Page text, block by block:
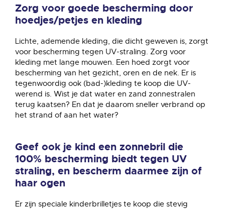
Zorg voor goede bescherming door
hoedjes/petjes en kleding
Lichte, ademende kleding, die dicht geweven is, zorgt
voor bescherming tegen UV-straling. Zorg voor
kleding met lange mouwen. Een hoed zorgt voor
bescherming van het gezicht, oren en de nek. Er is
tegenwoordig ook (bad-)kleding te koop die UV-
werend is. Wist je dat water en zand zonnestralen
terug kaatsen? En dat je daarom sneller verbrand op
het strand of aan het water?
Geef ook je kind een zonnebril die
100% bescherming biedt tegen UV
straling, en bescherm daarmee zijn of
haar ogen
Er zijn speciale kinderbrilletjes te koop die stevig